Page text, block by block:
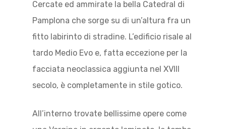
Cercate ed ammirate la bella Catedral di
Pamplona che sorge su di un’altura fra un
fitto labirinto di stradine. L’edificio risale al
tardo Medio Evo e, fatta eccezione per la
facciata neoclassica aggiunta nel XVIII
secolo, è completamente in stile gotico.
All’interno trovate bellissime opere come